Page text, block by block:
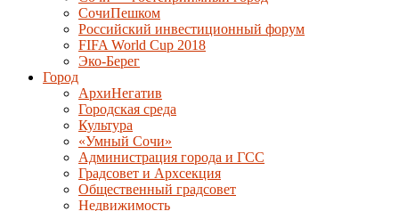
СочиПешком
Российский инвестиционный форум
FIFA World Cup 2018
Эко-Берег
Город
АрхиНегатив
Городская среда
Культура
«Умный Сочи»
Администрация города и ГСС
Градсовет и Архсекция
Общественный градсовет
Недвижимость